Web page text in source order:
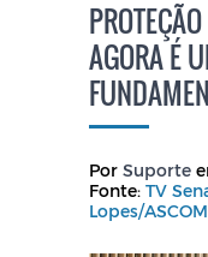
AGORA É
Por Suporte
Fonte: TV
Lopes/